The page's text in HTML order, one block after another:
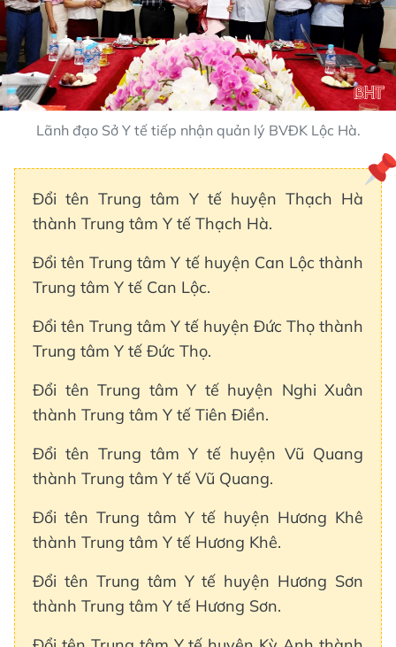
Lãnh đạo Sở Y tế tiếp nhận quản lý BVĐK Lộc Hà.
Đổi tên Trung tâm Y tế huyện Thạch Hà
thành Trung tâm Y tế Thạch Hà.
Đổi tên Trung tâm Y tế huyện Can Lộc thành
Trung tâm Y tế Can Lộc.
Đổi tên Trung tâm Y tế huyện Đức Thọ thành
Trung tâm Y tế Đức Thọ.
Đổi tên Trung tâm Y tế huyện Nghi Xuân
thành Trung tâm Y tế Tiên Điền.
Đổi tên Trung tâm Y tế huyện Vũ Quang
thành Trung tâm Y tế Vũ Quang.
Đổi tên Trung tâm Y tế huyện Hương Khê
thành Trung tâm Y tế Hương Khê.
Đổi tên Trung tâm Y tế huyện Hương Sơn
thành Trung tâm Y tế Hương Sơn.